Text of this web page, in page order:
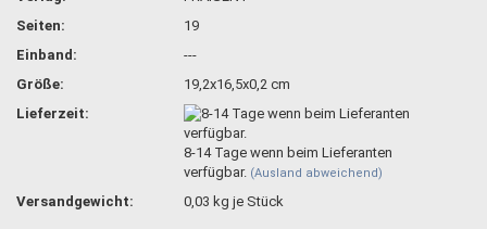
Seiten:
19
Einband:
---
Größe:
19,2x16,5x0,2 cm
Lieferzeit:
8-14 Tage wenn beim Lieferanten
verfügbar. (Ausland abweichend)
Versandgewicht: 0,03 kg je Stück